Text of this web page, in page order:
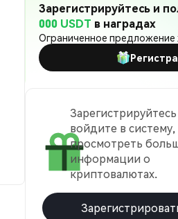
Зарегистрируйтесь и
000 USDT в наградах
Ограниченное предложение
войдите в
просмотреть
информации о
криптовалютах.